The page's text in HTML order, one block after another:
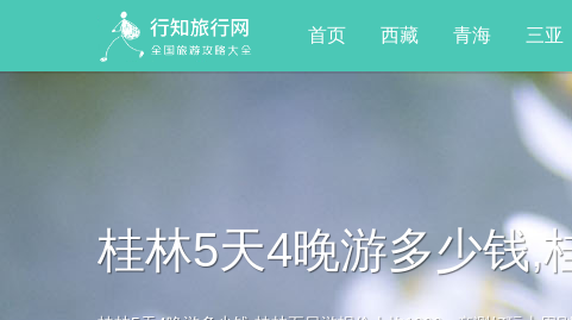
首页 西藏 青海 三亚
桂林5天4晚游多少钱,